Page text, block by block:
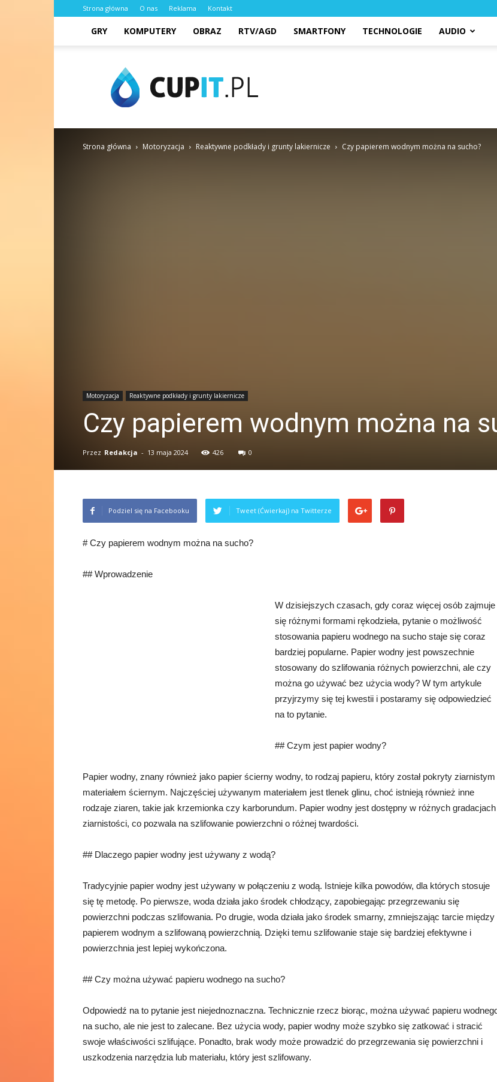
Strona główna O nas Reklama Kontakt
GRY KOMPUTERY OBRAZ RTV/AGD SMARTFONY TECHNOLOGIE AUDIO
cupit.pl
Strona główna Motoryzacja Reaktywne podkłady i grunty lakiernicze Czy papierem wodnym można na sucho?
Motoryzacja Reaktywne podkłady i grunty lakiernicze
Czy papierem wodnym można na
Przez Redakcja - 13 maja 2024 426 0
Podziel się na Facebooku Tweet (Ćwierkaj) na Twitterze
# Czy papierem wodnym można na sucho?
## Wprowadzenie
W dzisiejszych czasach, gdy coraz więcej osób zajmuje
się różnymi formami rękodzieła, pytanie o możliwość
stosowania papieru wodnego na sucho staje się coraz
bardziej popularne. Papier wodny jest powszechnie
stosowany do szlifowania różnych powierzchni, ale czy
można go używać bez użycia wody? W tym artykule
przyjrzymy się tej kwestii i postaramy się odpowiedzieć
na to pytanie.
## Czym jest papier wodny?
Papier wodny, znany również jako papier ścierny wodny, to rodzaj papieru, który został pokryty ziarnistym
materiałem ściernym. Najczęściej używanym materiałem jest tlenek glinu, choć istnieją również inne
rodzaje ziaren, takie jak krzemionka czy karborundum. Papier wodny jest dostępny w różnych gradacjach
ziarnistości, co pozwala na szlifowanie powierzchni o różnej twardości.
## Dlaczego papier wodny jest używany z wodą?
Tradycyjnie papier wodny jest używany w połączeniu z wodą. Istnieje kilka powodów, dla których stosuje
się tę metodę. Po pierwsze, woda działa jako środek chłodzący, zapobiegając przegrzewaniu się
powierzchni podczas szlifowania. Po drugie, woda działa jako środek smarny, zmniejszając tarcie między
papierem wodnym a szlifowaną powierzchnią. Dzięki temu szlifowanie staje się bardziej efektywne i
powierzchnia jest lepiej wykończona.
## Czy można używać papieru wodnego na sucho?
Odpowiedź na to pytanie jest niejednoznaczna. Technicznie rzecz biorąc, można używać papieru
na sucho, ale nie jest to zalecane. Bez użycia wody, papier wodny może szybko się zatkować i stracić
swoje właściwości szlifujące. Ponadto, brak wody może prowadzić do przegrzewania się powierzchni i
uszkodzenia narzędzia lub materiału, który jest szlifowany.